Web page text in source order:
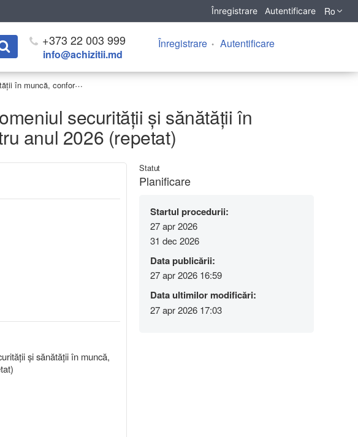
Înregistrare Autentificare Ro
+373 22 003 999
info@achizitii.md
Înregistrare Autentificare
Achiziționarea serviciilor de instruirea angajaților în domeniul securității și sănătății în muncă, conform necesitatilor IMSP AMT Riscani pentru anul 2026 (repetat)
securității și sănătății în
anul 2026 (repetat)
și sănătății în muncă,
Statut
Planificare
Startul procedurii:
27 apr 2026
31 dec 2026
Data publicării:
27 apr 2026 16:59
Data ultimilor modificări:
27 apr 2026 17:03